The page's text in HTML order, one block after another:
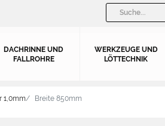
DACHRINNE UND
FALLROHRE
WERKZEUGE UND
LÖTTECHNIK
1,0mm Breite 850mm